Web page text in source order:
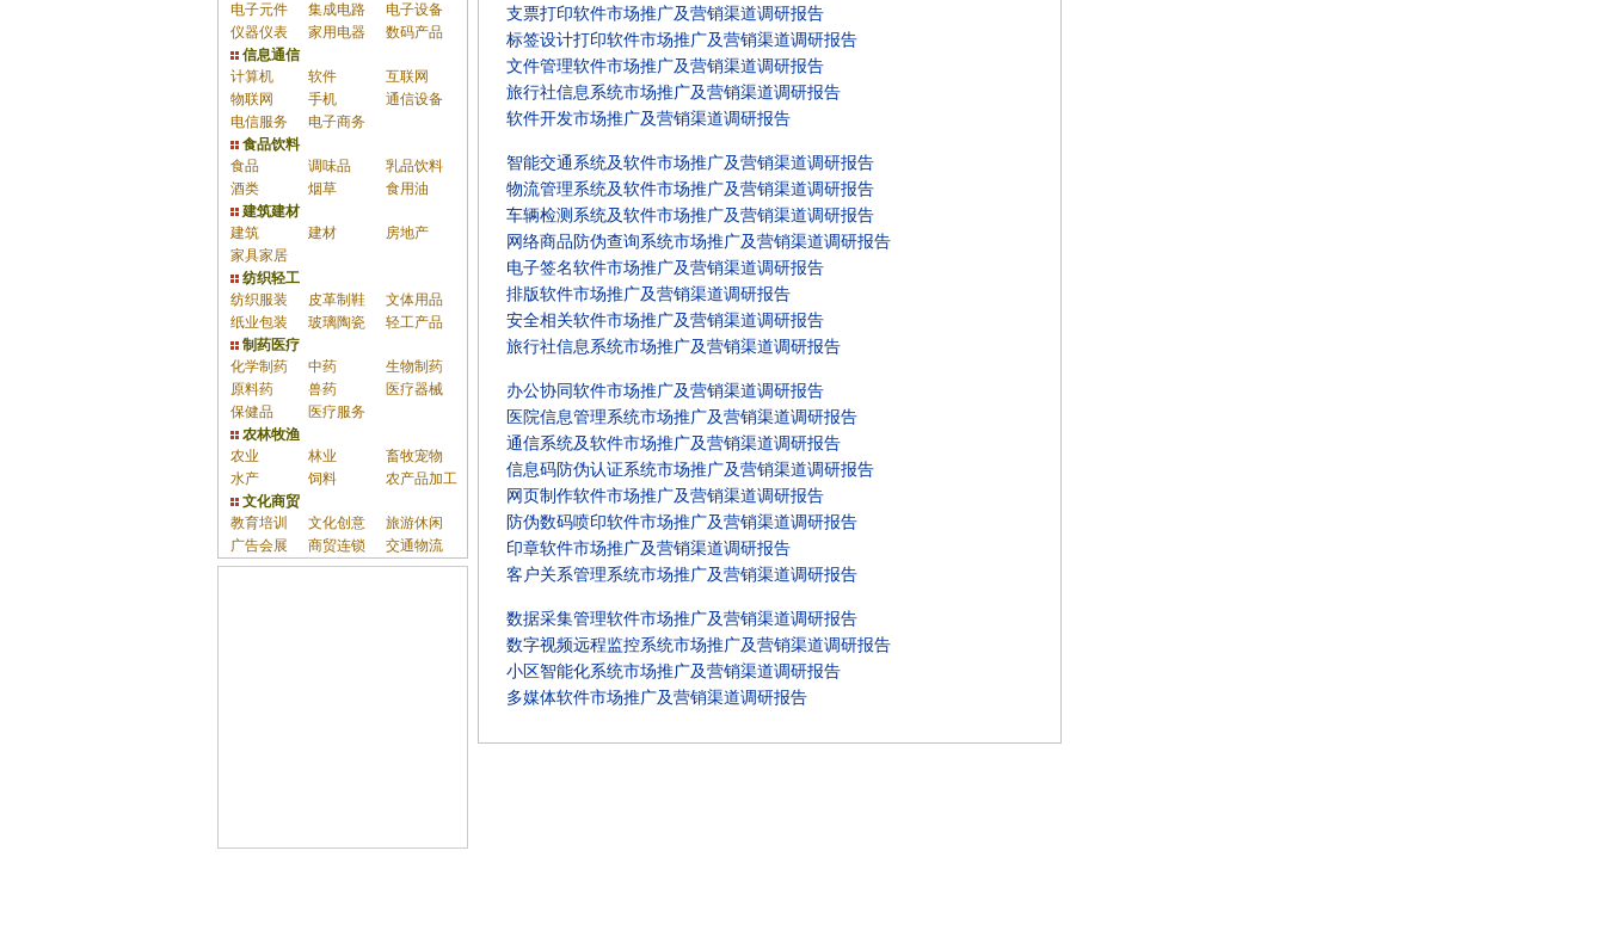
电子元件
集成电路
电子设备
仪器仪表
家用电器
数码产品
信息通信
计算机
软件
互联网
物联网
手机
通信设备
电信服务
电子商务
食品饮料
食品
调味品
乳品饮料
酒类
烟草
食用油
建筑建材
建筑
建材
房地产
家具家居
纺织轻工
纺织服装
皮革制鞋
文体用品
纸业包装
玻璃陶瓷
轻工产品
制药医疗
化学制药
中药
生物制药
原料药
兽药
医疗器械
保健品
医疗服务
农林牧渔
农业
林业
畜牧宠物
水产
饲料
农产品加工
文化商贸
教育培训
文化创意
旅游休闲
广告会展
商贸连锁 交通物流
支票打印软件市场推广及营销渠道调研报告
标签设计打印软件市场推广及营销渠道调研报告
文件管理软件市场推广及营销渠道调研报告
旅行社信息系统市场推广及营销渠道调研报告
软件开发市场推广及营销渠道调研报告
智能交通系统及软件市场推广及营销渠道调研报告
物流管理系统及软件市场推广及营销渠道调研报告
车辆检测系统及软件市场推广及营销渠道调研报告
网络商品防伪查询系统市场推广及营销渠道调研报告
电子签名软件市场推广及营销渠道调研报告
排版软件市场推广及营销渠道调研报告
安全相关软件市场推广及营销渠道调研报告
旅行社信息系统市场推广及营销渠道调研报告
办公协同软件市场推广及营销渠道调研报告
医院信息管理系统市场推广及营销渠道调研报告
通信系统及软件市场推广及营销渠道调研报告
信息码防伪认证系统市场推广及营销渠道调研报告
网页制作软件市场推广及营销渠道调研报告
防伪数码喷印软件市场推广及营销渠道调研报告
印章软件市场推广及营销渠道调研报告
客户关系管理系统市场推广及营销渠道调研报告
数据采集管理软件市场推广及营销渠道调研报告
数字视频远程监控系统市场推广及营销渠道调研报告
小区智能化系统市场推广及营销渠道调研报告
多媒体软件市场推广及营销渠道调研报告